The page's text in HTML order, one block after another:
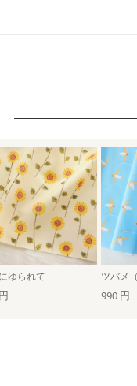
ゆられて ツバメ
990 円